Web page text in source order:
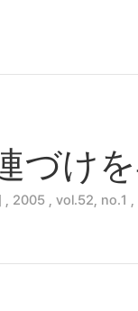
連づ
, 2005 , vol.52, no.1